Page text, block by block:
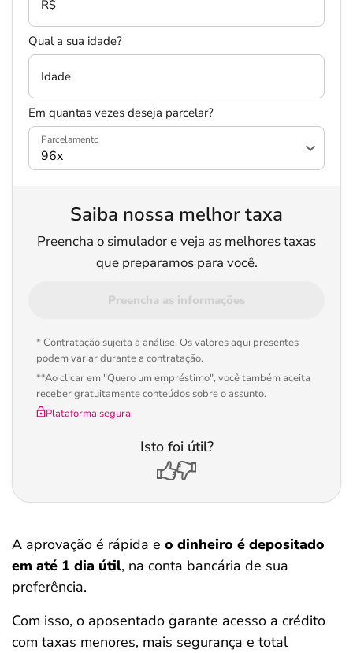
R$
Qual a sua idade?
Idade
Em quantas vezes deseja parcelar?
Parcelamento
Saiba nossa melhor taxa
Preencha o simulador e veja as melhores taxas
que preparamos para você.
Preencha as informações
* Contratação sujeita a análise. Os valores aqui presentes
podem variar durante a contratação.
**Ao clicar em "Quero um empréstimo", você também aceita
receber gratuitamente conteúdos sobre o assunto.
Plataforma segura
Isto foi útil?
A aprovação é rápida e o dinheiro é depositado
em até 1 dia útil, na conta bancária de sua
preferência.
Com isso, o aposentado garante acesso a crédito
com taxas menores, mais segurança e total